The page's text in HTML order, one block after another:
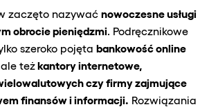
zaczęto nazywać nowoczesne usługi
obrocie pieniędzmi. Podręcznikowe
szeroko pojęta bankowość online
, ale teżkantory internetowe,
czy firmy zajmujące
finansów i informacji. Rozwiązania